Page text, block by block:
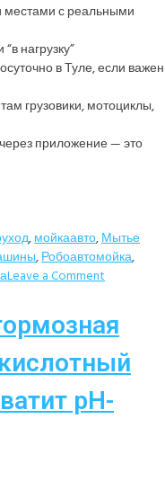
местами с реальными
нагрузку”
в Туле, если важен
грузовики, мотоциклы,
приложение — это
,мойкаавто,Мытье
,Робоавтомойка,
Leave a Comment
pH-